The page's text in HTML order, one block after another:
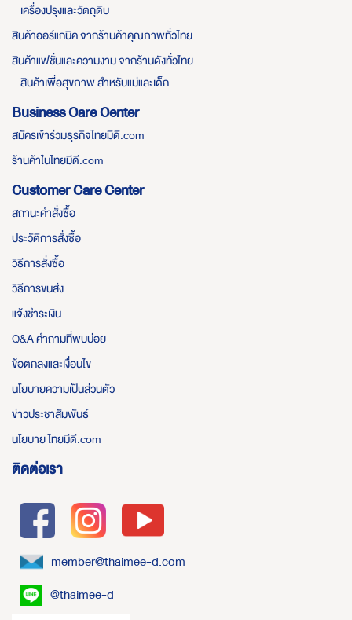
เครื่องปรุงและวัตถุดิบ
สินค้าออร์แกนิค จากร้านค้าคุณภาพทั่วไทย
สินค้าแฟชั่นและความงาม จากร้านดังทั่วไทย
สินค้าเพื่อสุขภาพ สำหรับแม่และเด็ก
Business Care Center
สมัครเข้าร่วมธุรกิจไทยมีดี.com
ร้านค้าในไทยมีดี.com
Customer Care Center
สถานะคำสั่งซื้อ
ประวัติการสั่งซื้อ
วิธีการสั่งซื้อ
วิธีการขนส่ง
แจ้งชำระเงิน
Q&A คำถามที่พบบ่อย
ข้อตกลงและเงื่อนไข
นโยบายความเป็นส่วนตัว
ข่าวประชาสัมพันธ์
นโยบาย ไทยมีดี.com
ติดต่อเรา
member@thaimee-d.com
@thaimee-d